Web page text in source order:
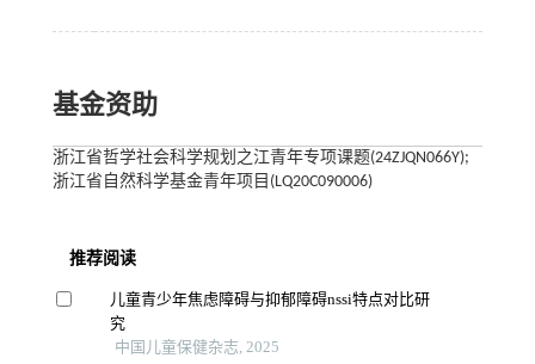
基金资助
浙江省哲学社会科学规划之江青年专项课题(24ZJQN066Y);
浙江省自然科学基金青年项目(LQ20C090006)